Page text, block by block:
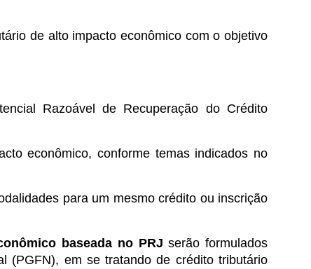
de alto impacto econômico com o objetivo
Razoável de Recuperação do Crédito
econômico, conforme temas indicados no
para um mesmo crédito ou inscrição
baseada no PRJ serão formulados
(PGFN), em se tratando de crédito tributário